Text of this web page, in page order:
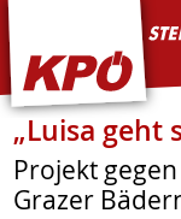
KPÖ Steiermark
„Luisa geht
Projekt
Grazer